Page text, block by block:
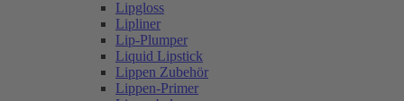
Lipgloss
Lipliner
Lip-Plumper
Liquid Lipstick
Lippen Zubehör
Lippen-Primer